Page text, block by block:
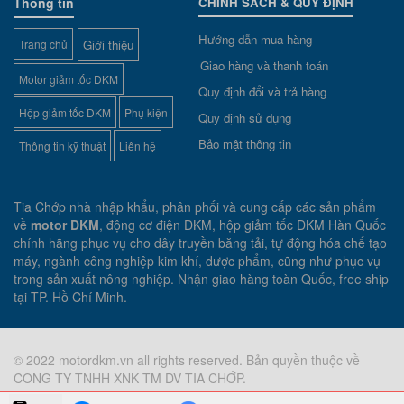
Trang chủ Giới thiệu
Motor giảm tốc DKM
Hộp giảm tốc DKM Phụ kiện
Thông tin kỹ thuật Liên hệ
Hướng dẫn mua hàng
Giao hàng và thanh toán
Quy định đổi và trả hàng
Quy định sử dụng
Bảo mật thông tin
Tia Chớp nhà nhập khẩu, phân phối và cung cấp các sản phẩm
về motor DKM, động cơ điện DKM, hộp giảm tốc DKM Hàn Quốc
chính hãng phục vụ cho dây truyền băng tải, tự động hóa chế tạo
máy, ngành công nghiệp kim khí, dược phẩm, cũng như phục vụ
trong sản xuất nông nghiệp. Nhận giao hàng toàn Quốc, free ship
tại TP. Hồ Chí Minh.
© 2022 motordkm.vn all rights reserved. Bản quyền thuộc về
CÔNG TY TNHH XNK TM DV TIA CHỚP.